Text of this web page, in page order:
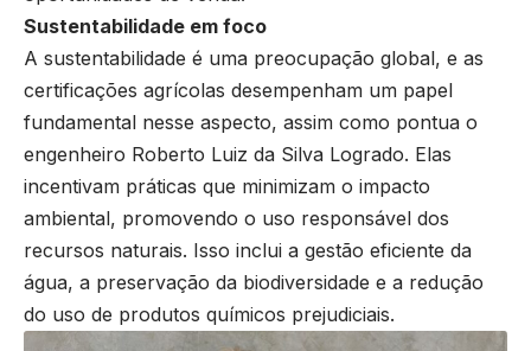
Sustentabilidade em foco
A sustentabilidade é uma preocupação global, e as
certificações agrícolas desempenham um papel
fundamental nesse aspecto, assim como pontua o
engenheiro Roberto Luiz da Silva Logrado. Elas
incentivam práticas que minimizam o impacto
ambiental, promovendo o uso responsável dos
recursos naturais. Isso inclui a gestão eficiente da
água, a preservação da biodiversidade e a redução
do uso de produtos químicos prejudiciais.